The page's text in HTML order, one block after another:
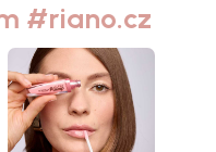
#riano.cz